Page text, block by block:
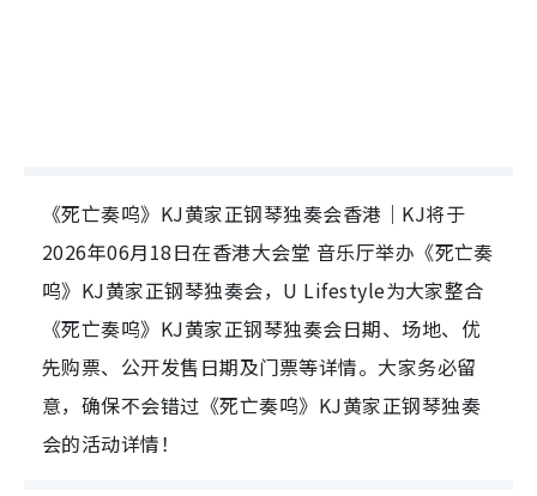
《死亡奏呜》KJ黄家正钢琴独奏会香港｜KJ将于
2026年06月18日在香港大会堂 音乐厅举办《死亡奏
呜》KJ黄家正钢琴独奏会，U Lifestyle为大家整合
《死亡奏呜》KJ黄家正钢琴独奏会日期、场地、优
先购票、公开发售日期及门票等详情。大家务必留
意，确保不会错过《死亡奏呜》KJ黄家正钢琴独奏
会的活动详情！